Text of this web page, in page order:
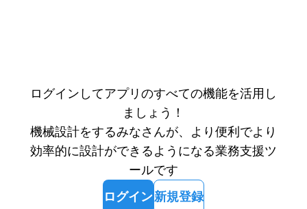
ログインしてアプリのすべての機能を活用し
ましょう！
機械設計をするみなさんが、より便利でより
効率的に設計ができるようになる業務支援ツ
ールです
ログイン新規登録